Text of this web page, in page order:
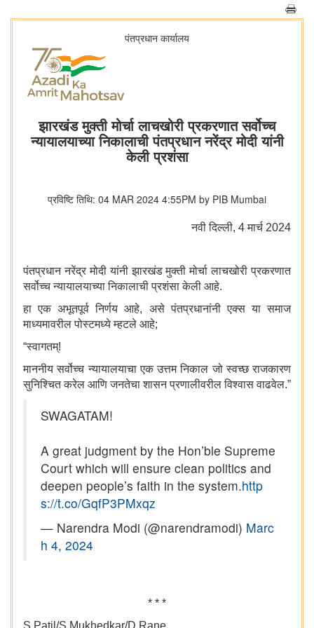
पंतप्रधान कार्यालय
झारखंड मुक्ती मोर्चा लाचखोरी प्रकरणात सर्वोच्च
न्यायालयाच्या निकालाची पंतप्रधान नरेंद्र मोदी यांनी
केली प्रशंसा
प्रविष्टि तिथि: 04 MAR 2024 4:55PM by PIB Mumbai
नवी दिल्‍ली, 4 मार्च 2024
पंतप्रधान नरेंद्र मोदी यांनी झारखंड मुक्ती मोर्चा लाचखोरी प्रकरणात
सर्वोच्च न्यायालयाच्या निकालाची प्रशंसा केली आहे.
हा एक अभूतपूर्व निर्णय आहे, असे पंतप्रधानांनी एक्स या समाज
माध्यमावरील पोस्टमध्ये म्हटले आहे;
“स्वागतम्!
माननीय सर्वोच्च न्यायालयाचा एक उत्तम निकाल जो स्वच्छ राजकारण
सुनिश्चित करेल आणि जनतेचा शासन प्रणालीवरील विश्वास वाढवेल.”
SWAGATAM!
A great judgment by the Hon’ble Supreme
Court which will ensure clean politics and
deepen people’s faith in the system.http
s://t.co/GqfP3PMxqz
— Narendra Modi (@narendramodi) Marc
h 4, 2024
* * *